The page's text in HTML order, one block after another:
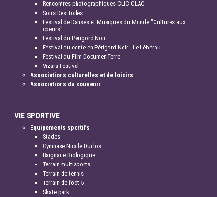
Rencontres photographiques CLIC CLAC
Soirs Des Toiles
Festival de Danses et Musiques du Monde "Cultures aux
coeurs"
Festival du Périgord Noir
Festival du conte en Périgord Noir - Le Lébérou
Festival du Film Documen'Terre
Vizara Festival
Associations culturelles et de loisirs
Associations du souvenir
VIE SPORTIVE
Equipements sportifs
Stades
Gymnase Nicole Duclos
Baignade Biologique
Terrain multisports
Terrain de tennis
Terrain de foot 5
Skate park